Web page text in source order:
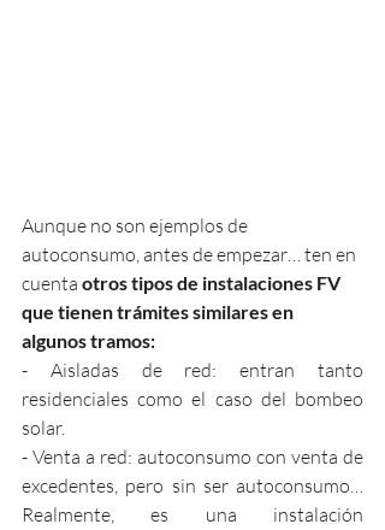
Aunque no son ejemplos de
autoconsumo, antes de empezar… ten en
cuenta otros tipos de instalaciones FV
que tienen trámites similares en
algunos tramos:
- Aisladas de red: entran tanto
residenciales como el caso del bombeo
solar.
- Venta a red: autoconsumo con venta de
excedentes, pero sin ser autoconsumo…
Realmente, es una instalación